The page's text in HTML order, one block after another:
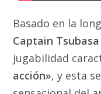
Basado en la
Captain
jugabilidad
acción», y esta